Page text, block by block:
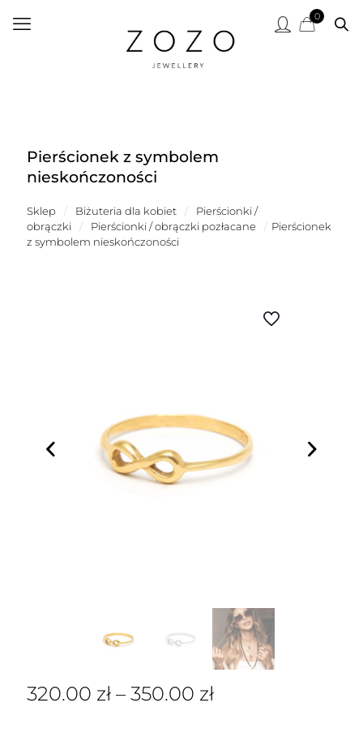
0
Pierścionek z symbolem
nieskończoności
Sklep / Biżuteria dla kobiet /
Pierścionki /
obrączki
/ Pierścionki / obrączki pozłacane / Pierścionek
z symbolem nieskończoności
320.00 zł – 350.00 zł